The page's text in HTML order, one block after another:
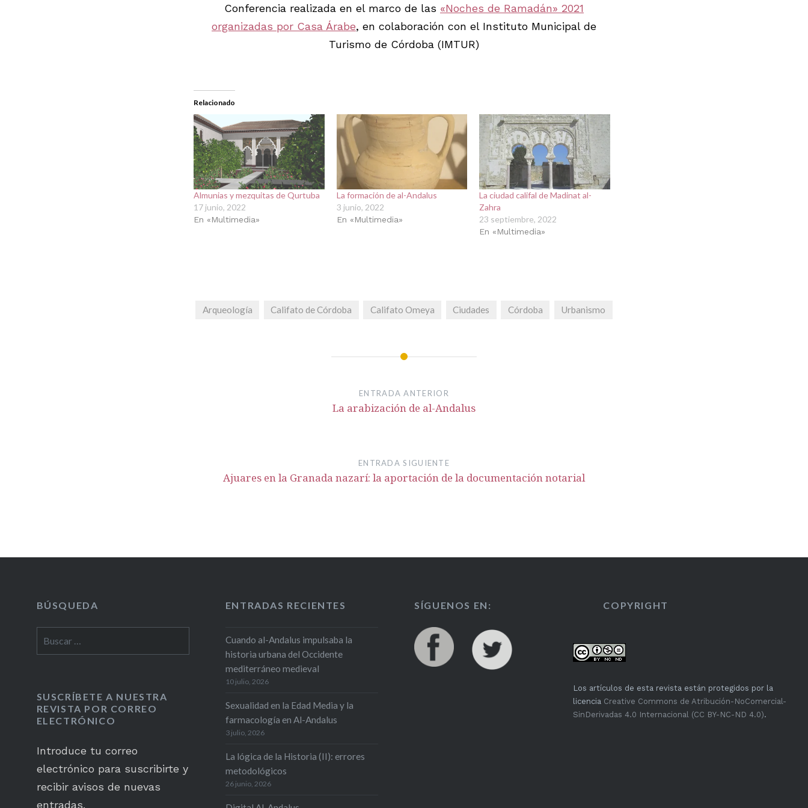
Conferencia realizada en el marco de las «Noches de Ramadán» 2021
organizadas por Casa Árabe, en colaboración con el Instituto Municipal de
Turismo de Córdoba (IMTUR)
Relacionado
Almunias y mezquitas de Qurtuba
17 junio, 2022
En «Multimedia»
La formación de al-Andalus
3 junio, 2022
En «Multimedia»
La ciudad califal de Madinat al-
Zahra
23 septiembre, 2022
En «Multimedia»
Arqueología Califato de Córdoba Califato Omeya Ciudades Córdoba Urbanismo
ENTRADA ANTERIOR
La arabización de al-Andalus
ENTRADA SIGUIENTE
Ajuares en la Granada nazarí: la aportación de la documentación notarial
BÚSQUEDA ENTRADAS RECIENTES
Cuando al-Andalus impulsaba la
historia urbana del Occidente
mediterráneo medieval
10 julio, 2026
Sexualidad en la Edad Media y la
farmacología en Al-Andalus
3 julio, 2026
La lógica de la Historia (II): errores
metodológicos
26 junio, 2026
SÍGUENOS EN: COPYRIGHT
Los artículos de esta revista están protegidos por la
licencia Creative Commons de Atribución-NoComercial-
SinDerivadas 4.0 Internacional (CC BY-NC-ND 4.0).
SUSCRÍBETE A NUESTRA
REVISTA POR CORREO
ELECTRÓNICO
Introduce tu correo
electrónico para suscribirte y
recibir avisos de nuevas
entradas.